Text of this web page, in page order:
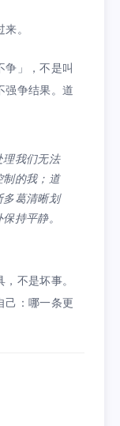
。
争」，不是叫
强争结果。道
我们无法
制的我；道
葛清晰划
持平静。
不是坏事。
己：哪一条更